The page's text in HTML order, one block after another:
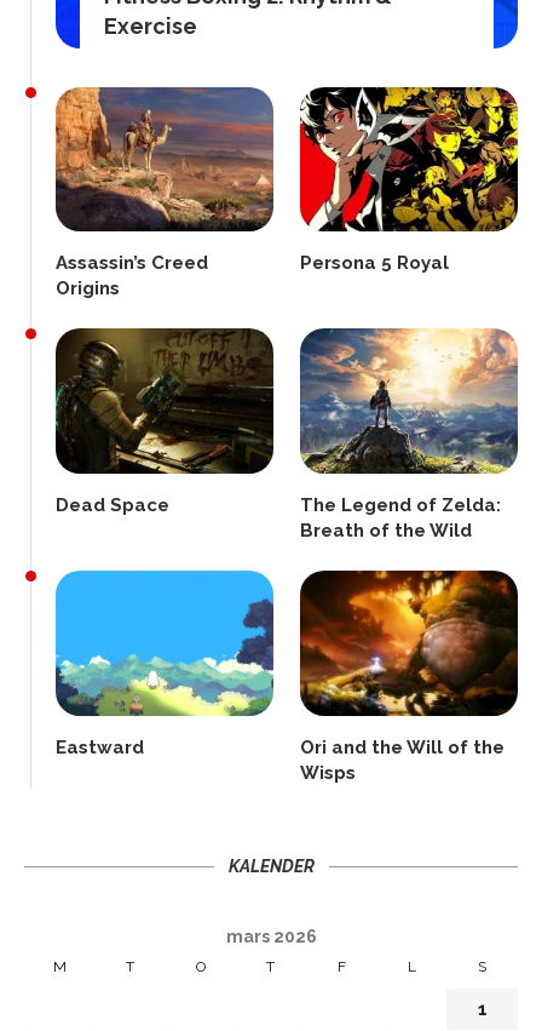
Exercise
Assassin’s Creed
Origins
Persona 5 Royal
Dead Space
The Legend of Zelda:
Breath of the Wild
Eastward
Ori and the Will of the
Wisps
KALENDER
mars 2026
M T O T F L S
1